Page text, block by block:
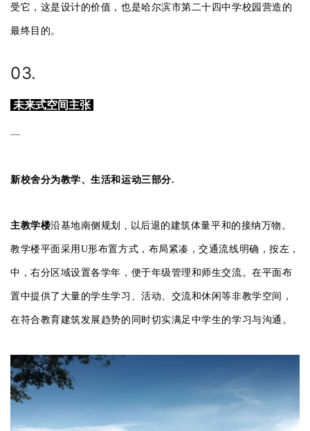
受它，这是设计的价值，也是哈尔滨市第二十四中学校园营造的
最终目的。
03.
未来式空间主张
—
新校舍分为教学、生活和运动三部分.
主教学楼沿基地南侧规划 , 以后退的建筑体量平和的接纳万物。
教学楼平面采用U形布置方式，布局紧凑，交通流线明确，按左，
中，右分区域设置各学年，便于年级管理和师生交流。在平面布
置中提供了大量的学生学习、活动、交流和休闲等非教学空间，
在符合教育建筑发展趋势的同时切实满足中学生的学习与沟通。